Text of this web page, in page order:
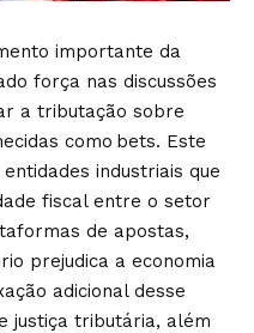
importante da
força nas discussões
a tributação sobre
como bets. Este
industriais que
fiscal entre o setor
de apostas,
prejudica a economia
adicional desse
justiça tributária, além